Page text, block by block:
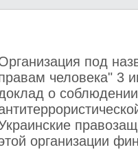
под
человека" 3
о
организации